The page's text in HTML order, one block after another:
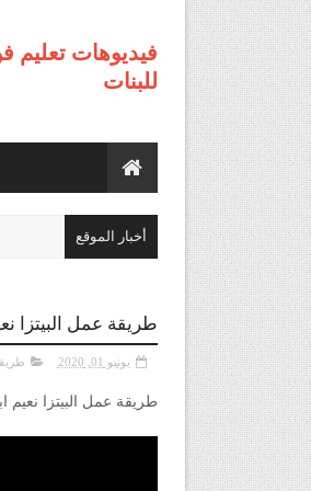
فيديوهات تعليم
للبنات
أخبار الموقع
طريقة عمل البيتزا
يونيو 01, 2020
طريقة عمل البيتزا نعيم